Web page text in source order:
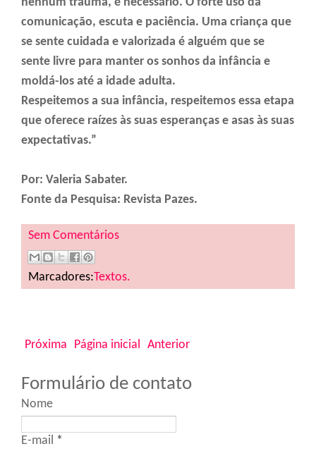
comunicação, escuta e paciência. Uma criança que
se sente cuidada e valorizada é alguém que se
sente livre para manter os sonhos da infância e
moldá-los até a idade adulta.
Respeitemos a sua infância, respeitemos essa etapa
que oferece raízes às suas esperanças e asas às suas
expectativas.”
Por: Valeria Sabater.
Fonte da Pesquisa: Revista Pazes.
Sem Comentários
Marcadores:Textos.
Próxima Anterior
Página inicial
Formulário de contato
Nome
E-mail *